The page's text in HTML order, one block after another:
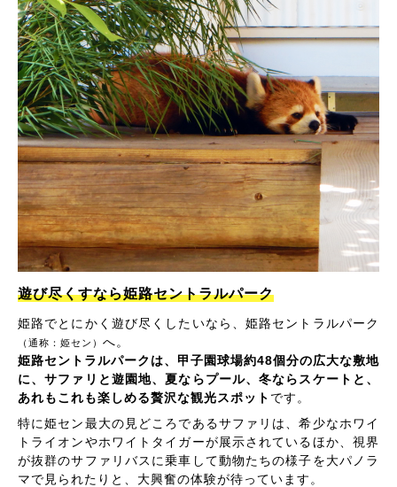
遊び尽くすなら姫路セントラルパーク
姫路でとにかく遊び尽くしたいなら、姫路セントラルパーク
（通称：姫セン） へ。
姫路セントラルパークは、甲子園球場約48個分の広大な敷地
に、サファリと遊園地、夏ならプール、冬ならスケートと、
あれもこれも楽しめる贅沢な観光スポット です。
特に姫セン最大の見どころであるサファリは、希少なホワイ
トライオンやホワイトタイガーが展示されているほか、視界
が抜群のサファリバスに乗車して動物たちの様子を大パノラ
マで見られたりと、大興奮の体験が待っています。